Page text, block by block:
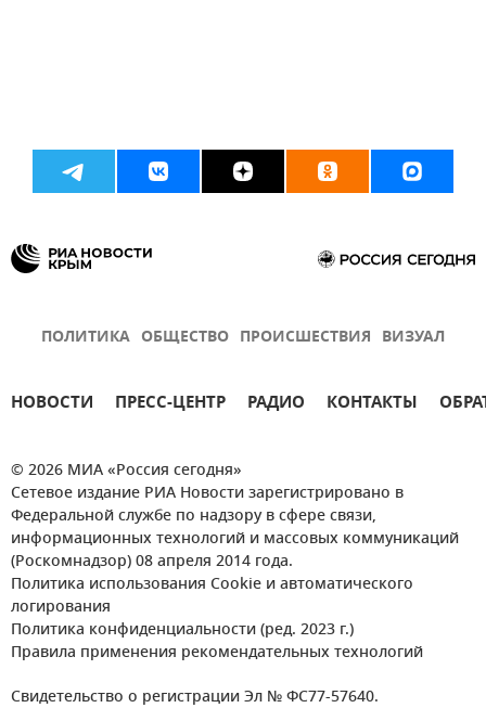
ПОЛИТИКА ОБЩЕСТВО ПРОИСШЕСТВИЯ ВИЗУАЛ
НОВОСТИ ПРЕСС-ЦЕНТР РАДИО КОНТАКТЫ
© 2026 МИА «Россия сегодня»
Сетевое издание РИА Новости зарегистрировано в
Федеральной службе по надзору в сфере связи,
информационных технологий и массовых коммуникаций
(Роскомнадзор) 08 апреля 2014 года.
Политика использования Cookie и автоматического
логирования
Политика конфиденциальности (ред. 2023 г.)
Правила применения рекомендательных технологий
Свидетельство о регистрации Эл № ФС77-57640.